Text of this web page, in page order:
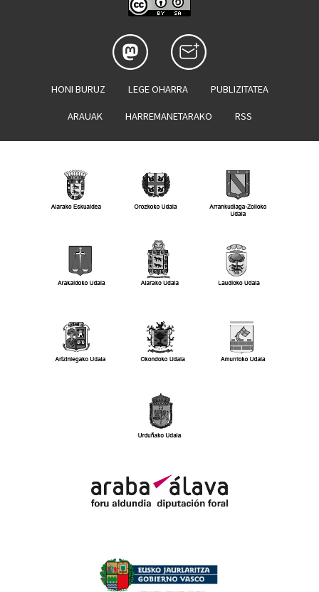
HONI BURUZ LEGE OHARRA PUBLIZITATEA
ARAUAK HARREMANETARAKO RSS